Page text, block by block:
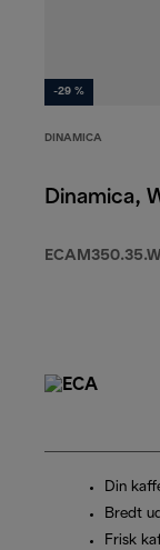
-29 %
DINAMICA
Dinamica,
ECAM350.35.W
Din
Bredt
Frisk